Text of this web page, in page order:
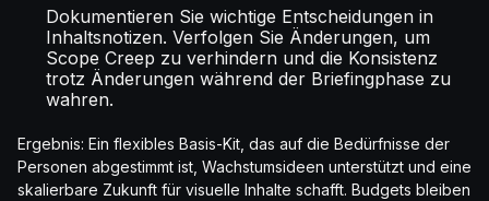
Dokumentieren Sie wichtige Entscheidungen in
Inhaltsnotizen. Verfolgen Sie Änderungen, um
Scope Creep zu verhindern und die Konsistenz
trotz Änderungen während der Briefingphase zu
wahren.
Ergebnis: Ein flexibles Basis-Kit, das auf die Bedürfnisse der
Personen abgestimmt ist, Wachstumsideen unterstützt und eine
skalierbare Zukunft für visuelle Inhalte schafft. Budgets bleiben